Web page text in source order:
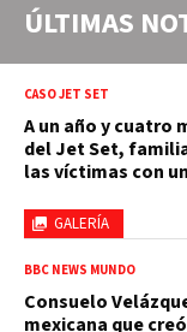
ÚLTIMAS
GALERÍA
CASO JET SET
A un año y cuatro
del Jet Set,
las víctimas con
BBC NEWS MUNDO
Consuelo
mexicana que